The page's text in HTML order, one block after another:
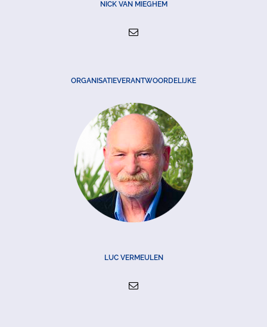
NICK VAN MIEGHEM
ORGANISATIEVERANTWOORDELIJKE
LUC VERMEULEN